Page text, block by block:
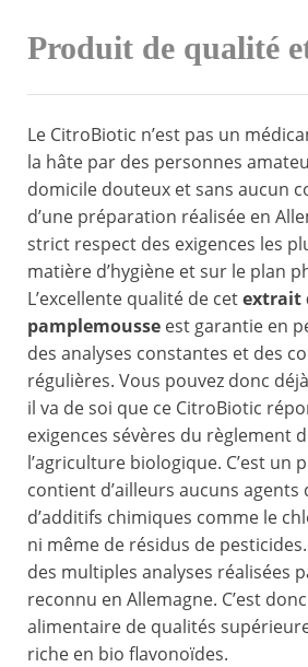
Produit de qualité
Le CitroBiotic n’est pas un
la hâte par des personnes
domicile douteux et sans aucun
d’une préparation réalisée en
strict respect des exigences les
matière d’hygiène et sur le plan
L’excellente qualité de cetextrait
pamplemousse est garantie en
des analyses constantes et des
régulières. Vous pouvez donc
il va de soi que ce CitroBiotic
exigences sévères du règlement
l’agriculture biologique. C’est un
contient d’ailleurs aucuns
d’additifs chimiques comme le
ni même de résidus de
des multiples analyses réalisées
reconnu en Allemagne. C’est
alimentaire de qualités
riche en bio flavonoïdes.